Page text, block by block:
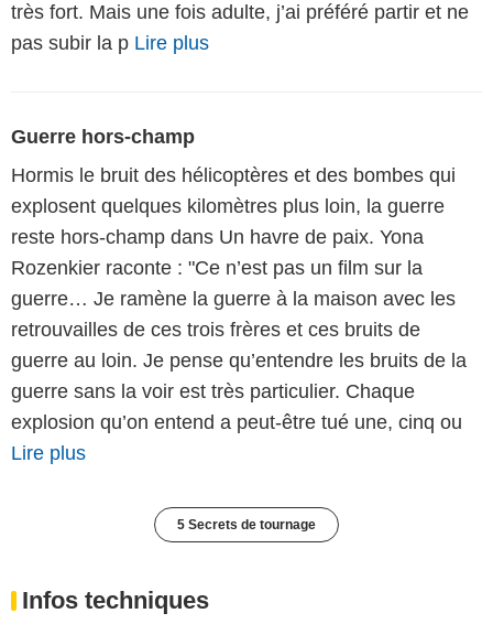
très fort. Mais une fois adulte, j’ai préféré partir et ne
pas subir la p Lire plus
Guerre hors-champ
Hormis le bruit des hélicoptères et des bombes qui
explosent quelques kilomètres plus loin, la guerre
reste hors-champ dans Un havre de paix. Yona
Rozenkier raconte : "Ce n’est pas un film sur la
guerre… Je ramène la guerre à la maison avec les
retrouvailles de ces trois frères et ces bruits de
guerre au loin. Je pense qu’entendre les bruits de la
guerre sans la voir est très particulier. Chaque
explosion qu’on entend a peut-être tué une, cinq ou
Lire plus
5 Secrets de tournage
Infos techniques